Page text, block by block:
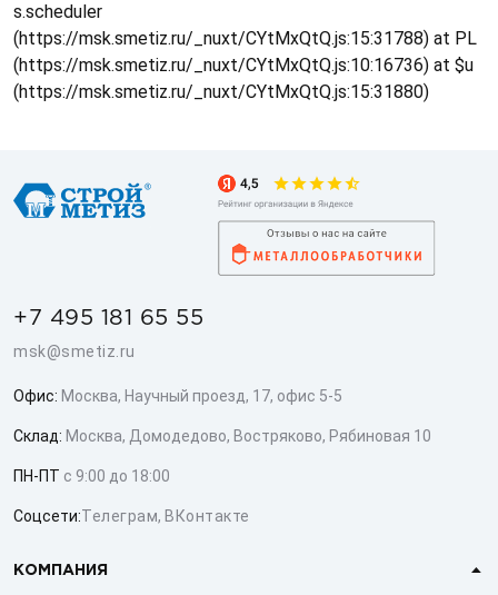
s.scheduler
(https://msk.smetiz.ru/_nuxt/CYtMxQtQ.js:15:31788) at PL
(https://msk.smetiz.ru/_nuxt/CYtMxQtQ.js:10:16736) at $u
(https://msk.smetiz.ru/_nuxt/CYtMxQtQ.js:15:31880)
+7 495 181 65 55
msk@smetiz.ru
Офис: Москва, Научный проезд, 17, офис 5-5
Склад: Москва, Домодедово, Востряково, Рябиновая 10
ПН-ПТ с 9:00 до 18:00
Соцсети:Телеграм, ВКонтакте
КОМПАНИЯ